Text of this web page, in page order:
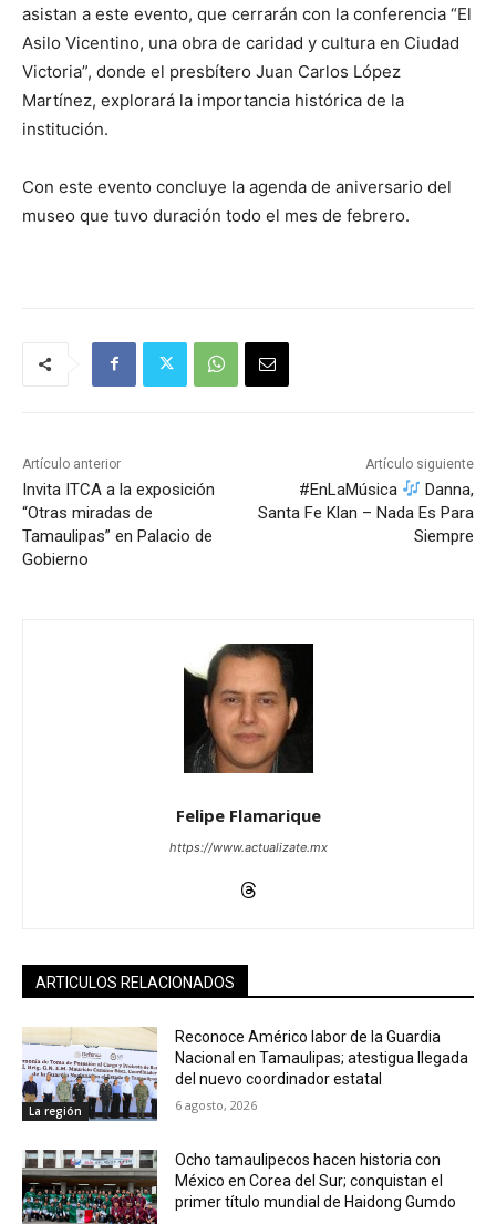
asistan a este evento, que cerrarán con la conferencia “El
Asilo Vicentino, una obra de caridad y cultura en Ciudad
Victoria”, donde el presbítero Juan Carlos López
Martínez, explorará la importancia histórica de la
institución.
Con este evento concluye la agenda de aniversario del
museo que tuvo duración todo el mes de febrero.
Artículo anterior
Invita ITCA a la exposición
“Otras miradas de
Tamaulipas” en Palacio de
Gobierno
Artículo siguiente
#EnLaMúsica
Danna,
Santa Fe Klan – Nada Es Para
Siempre
Felipe Flamarique
https://www.actualizate.mx
ARTICULOS RELACIONADOS
La región
Reconoce Américo labor de la Guardia
Nacional en Tamaulipas; atestigua llegada
del nuevo coordinador estatal
6 agosto, 2026
Ocho tamaulipecos hacen historia con
México en Corea del Sur; conquistan el
primer título mundial de Haidong Gumdo